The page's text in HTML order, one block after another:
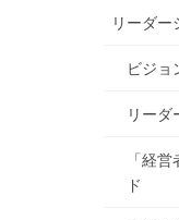
リーダー
ビジョ
リーダ
「経
ド